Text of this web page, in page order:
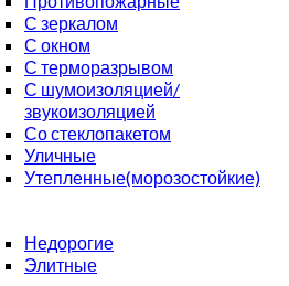
С зеркалом
С окном
С терморазрывом
С шумоизоляцией/
звукоизоляцией
Со стеклопакетом
Уличные
Утепленные(морозостойкие)
Недорогие
Элитные